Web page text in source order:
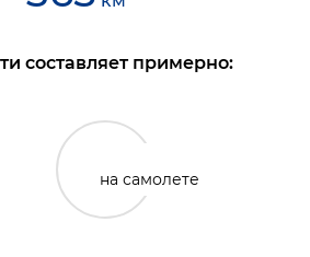
составляет примерно:
на самолете